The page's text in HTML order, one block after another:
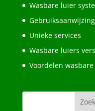
Wasbare luier
Unieke services
Wasbare luiers
Voordelen